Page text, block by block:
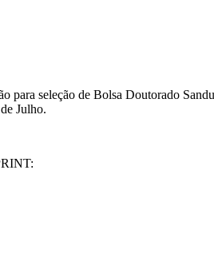
seleção de Bolsa Doutorado
Julho.